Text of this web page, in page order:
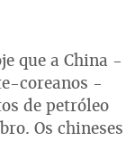
que a China -
coreanos -
de petróleo
Os chineses